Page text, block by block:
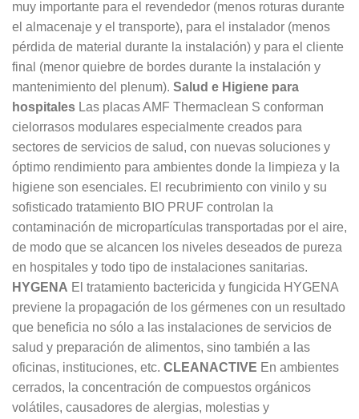
muy importante para el revendedor (menos roturas durante
el almacenaje y el transporte), para el instalador (menos
pérdida de material durante la instalación) y para el cliente
final (menor quiebre de bordes durante la instalación y
mantenimiento del plenum). Salud e Higiene para
hospitales Las placas AMF Thermaclean S conforman
cielorrasos modulares especialmente creados para
sectores de servicios de salud, con nuevas soluciones y
óptimo rendimiento para ambientes donde la limpieza y la
higiene son esenciales. El recubrimiento con vinilo y su
sofisticado tratamiento BIO PRUF controlan la
contaminación de micropartículas transportadas por el aire,
de modo que se alcancen los niveles deseados de pureza
en hospitales y todo tipo de instalaciones sanitarias.
HYGENA El tratamiento bactericida y fungicida HYGENA
previene la propagación de los gérmenes con un resultado
que beneficia no sólo a las instalaciones de servicios de
salud y preparación de alimentos, sino también a las
oficinas, instituciones, etc. CLEANACTIVE En ambientes
cerrados, la concentración de compuestos orgánicos
volátiles, causadores de alergias, molestias y